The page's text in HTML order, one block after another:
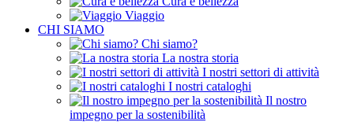
Viaggio
CHI SIAMO
Chi siamo?
La nostra storia
I nostri settori di attività
I nostri cataloghi
Il nostro
impegno per la sostenibilità